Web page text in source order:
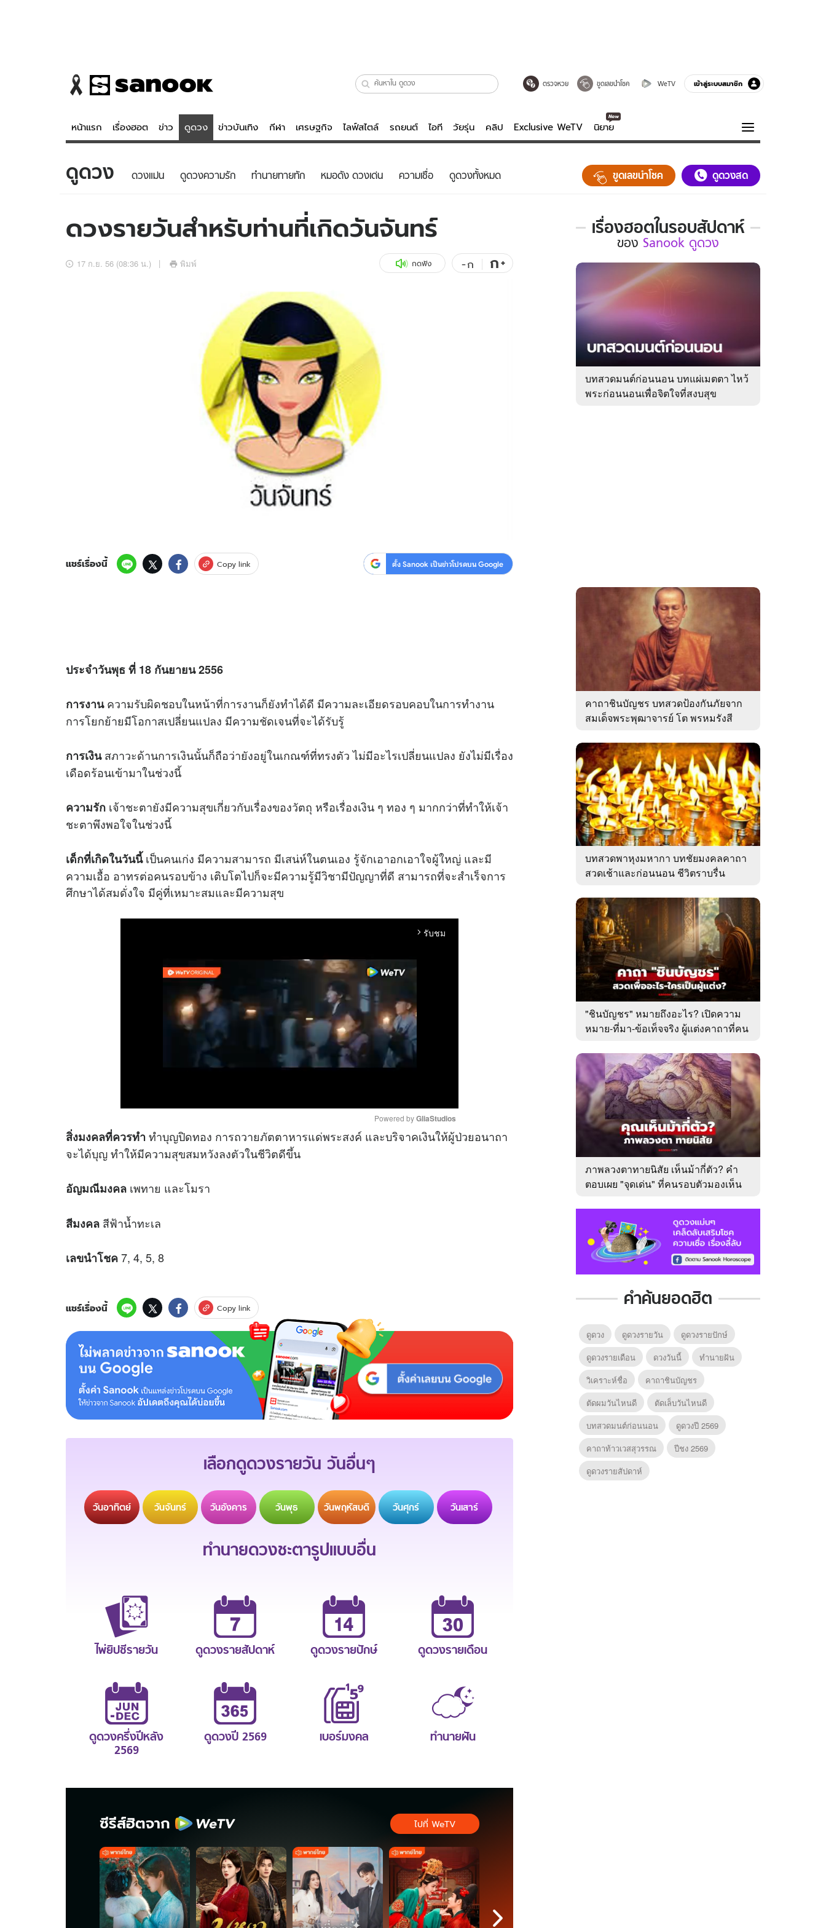
ตรวจหวย ขูดเลขนำโชค WeTV เข้าสู่ระบบสมาชิก
หน้าแรก เรื่องฮอต ข่าว ดูดวง ข่าวบันเทิง กีฬา เศรษฐกิจ ไลฟ์สไตล์ รถยนต์ ไอที วัยรุ่น คลิป Exclusive WeTV นิยาย
ข่าว
ข่าวบันเทิง
ดูดวง - ตรวจหวย
สถิติหวยไทย
ไลฟ์สไตล์
วัยรุ่น
รถยนต์
Tasteful Thailand
Sanook Choice
คลิป
พอดแคสต์
ความรู้รอบตัว
ฮาวทู
ติดตามสนุกโซเชียลได้ที่
บริษัท อิมเมจ ฟิวเจอร์ (ประเทศไทย) จำกัด
ดูดวง ดวงแม่น ดูดวงความรัก ทํานายทายทัก หมอดัง ดวงเด่น ความเชื่อ ดูดวงทั้งหมด ขูดเลขนำโชค ดูดวงสด
ดวงรายวันสำหรับท่านที่เกิดวันจันทร์
17 ก.ย. 56 (08:36 น.) พิมพ์ กดฟัง -ก ก+
แชร์เรื่องนี้ Copy link ตั้ง Sanook เป็นข่าวโปรดบน Google
ประจำวันพุธ ที่ 18 กันยายน 2556
การงานความรับผิดชอบในหน้าที่การงานก็ยังทำได้ดี มีความละเอียดรอบคอบในการทำงาน
การโยกย้ายมีโอกาสเปลี่ยนแปลง มีความชัดเจนที่จะได้รับรู้
การเงินสภาวะด้านการเงินนั้นก็ถือว่ายังอยู่ในเกณฑ์ที่ทรงตัว ไม่มีอะไรเปลี่ยนแปลง ยังไม่มีเรื่อง
เดือดร้อนเข้ามาในช่วงนี้
ความรัก เจ้าชะตายังมีความสุขเกี่ยวกับเรื่องของวัตถุ หรือเรื่องเงิน ๆ ทอง ๆ มากกว่าที่ทำให้เจ้า
ชะตาพึงพอใจในช่วงนี้
เด็กที่เกิดในวันนี้เป็นคนเก่ง มีความสามารถ มีเสน่ห์ในตนเอง รู้จักเอาอกเอาใจผู้ใหญ่ และมี
ความเอื้อ อาทรต่อคนรอบข้าง เติบโตไปก็จะมีความรู้มีวิชามีปัญญาที่ดี สามารถที่จะสำเร็จการ
ศึกษาได้สมดั่งใจ มีคู่ที่เหมาะสมและมีความสุข
arrow_forward_ios รับชม
Powered by GliaStudios
สิ่งมงคลที่ควรทำทำบุญปิดทอง การถวายภัตตาหารแด่พระสงค์ และบริจาคเงินให้ผู้ป่วยอนาถา
จะได้บุญ ทำให้มีความสุขสมหวังลงตัวในชีวิตดีขึ้น
อัญมณีมงคล เพทาย และโมรา
สีมงคล สีฟ้าน้ำทะเล
เลขนำโชค7, 4, 5, 8
แชร์เรื่องนี้ Copy link
เลือกดูดวงรายวัน วันอื่นๆ
วันอาทิตย์ วันจันทร์ วันอังคาร วันพุธ วันพฤหัสบดี วันศุกร์ วันเสาร์
ทำนายดวงชะตารูปแบบอื่น
ไพ่ยิปซีรายวัน ดูดวงรายสัปดาห์ ดูดวงรายปักษ์ ดูดวงรายเดือน
ดูดวงครึ่งปีหลัง
2569
ดูดวงปี 2569 เบอร์มงคล ทำนายฝัน
ซีรีส์ฮิตจาก ไปที่ WeTV
เรื่องฮอตในรอบสัปดาห์
เรื่อง
ใน
รอบ
ของ
Sanook
ดูด
ของ Sanook ดูดวง
บทสวดมนต์ก่อนนอน บทแผ่เมตตา ไหว้
พระก่อนนอนเพื่อจิตใจที่สงบสุข
คาถาชินบัญชร บทสวดป้องกันภัยจาก
สมเด็จพระพุฒาจารย์ โต พรหมรังสี
บทสวดพาหุงมหากา บทชัยมงคลคาถา
สวดเช้าและก่อนนอน ชีวิตราบรื่น
"ชินบัญชร" หมายถึงอะไร? เปิดความ
หมาย-ที่มา-ข้อเท็จจริง ผู้แต่งคาถาที่คน
ภาพลวงตาทายนิสัย เห็นม้ากี่ตัว? คำ
ตอบเผย "จุดเด่น" ที่คนรอบตัวมองเห็น
คำค้นยอดฮิต
ดูดวง ดูดวงรายวัน
ดูดวงรายปักษ์
ดูดวงรายเดือน
ดวงวันนี้
ทํานายฝัน
วิเคราะห์ชื่อ
คาถาชินบัญชร
ตัดผมวันไหนดี
ตัดเล็บวันไหนดี
บทสวดมนต์ก่อนนอน
ดูดวงปี 2569
คาถาท้าวเวสสุวรรณ
ปีชง 2569
ดูดวงรายสัปดาห์